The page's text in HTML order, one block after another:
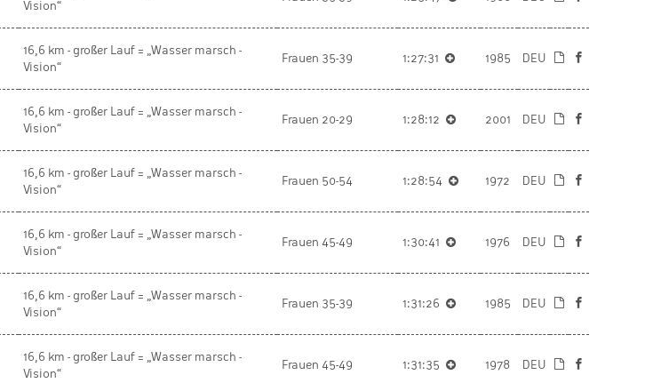
Vision“
16,6 km - großer Lauf = „Wasser marsch -
Vision“
Frauen 35-39 1:27:31 1985 DEU
16,6 km - großer Lauf = „Wasser marsch -
Vision“
Frauen 20-29 1:28:12 2001 DEU
16,6 km - großer Lauf = „Wasser marsch -
Vision“
Frauen 50-54 1:28:54 1972 DEU
16,6 km - großer Lauf = „Wasser marsch -
Vision“
Frauen 45-49 1:30:41 1976 DEU
16,6 km - großer Lauf = „Wasser marsch -
Vision“
Frauen 35-39 1:31:26 1985 DEU
16,6 km - großer Lauf = „Wasser marsch -
Vision“
Frauen 45-49 1:31:35 1978 DEU